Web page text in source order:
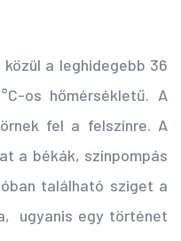
a leghidegebb 36
os hőmérsékletű. A
fel a felszínre. A
a békák, színpompás
található sziget a
ugyanis egy történet